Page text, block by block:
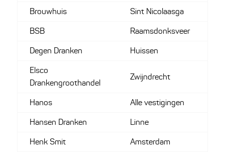
Brouwhuis Sint Nicolaasga
BSB Raamsdonksveer
Degen Dranken Huissen
Elsco
Drankengroothandel
Zwijndrecht
Hanos Alle vestigingen
Hansen Dranken Linne
Henk Smit Amsterdam